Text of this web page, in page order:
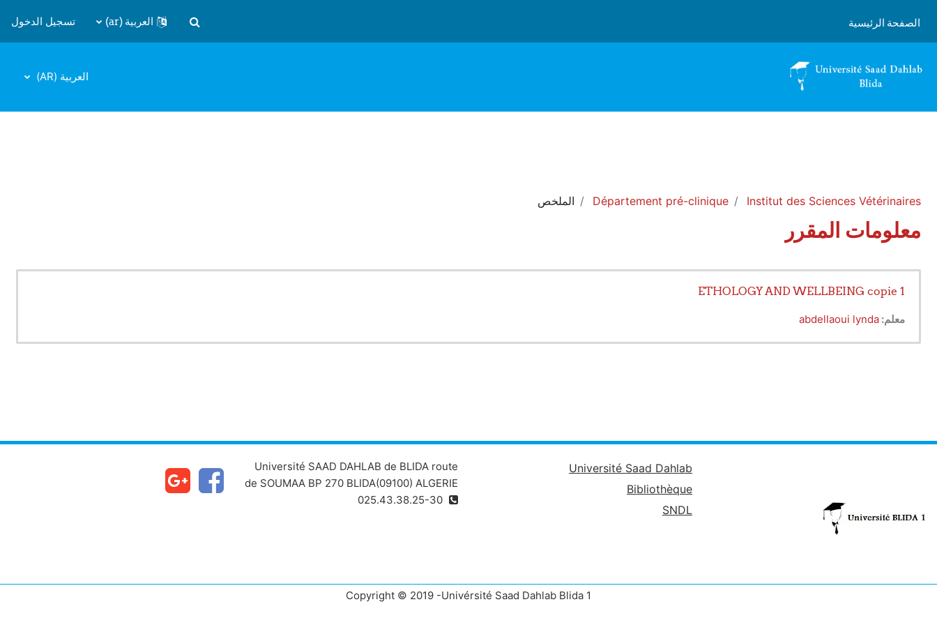
الصفحة الرئيسية
تبديل إدخال البحث
العربية ‎(ar)‎ تسجيل الدخول
العربية ‎(AR)‎
Institut des Sciences Vétérinaires
Département pré-clinique الملخص
معلومات المقرر
ETHOLOGY AND WELLBEING copie 1
معلم: abdellaoui lynda
Université Saad Dahlab
Bibliothèque
SNDL
Université SAAD DAHLAB de BLIDA route
de SOUMAA BP 270 BLIDA(09100) ALGERIE
Copyright © 2019 -Univérsité Saad Dahlab Blida 1